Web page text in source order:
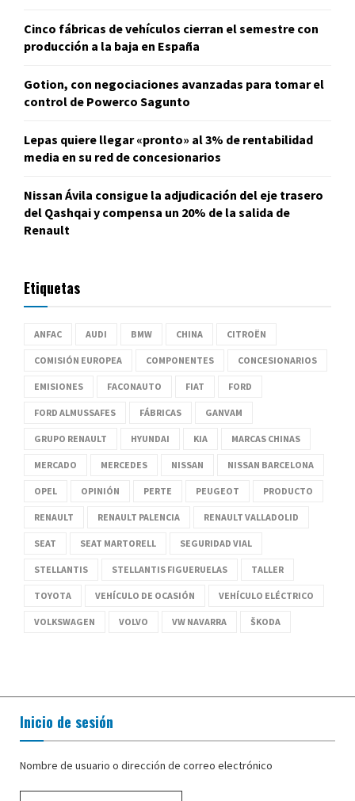
Cinco fábricas de vehículos cierran el semestre con
producción a la baja en España
Gotion, con negociaciones avanzadas para tomar el
control de Powerco Sagunto
Lepas quiere llegar «pronto» al 3% de rentabilidad
media en su red de concesionarios
Nissan Ávila consigue la adjudicación del eje trasero
del Qashqai y compensa un 20% de la salida de
Renault
Etiquetas
ANFAC AUDI BMW CHINA CITROËN
COMISIÓN EUROPEA COMPONENTES CONCESIONARIOS
EMISIONES FACONAUTO FIAT FORD
FORD ALMUSSAFES FÁBRICAS GANVAM
GRUPO RENAULT HYUNDAI KIA MARCAS CHINAS
MERCADO MERCEDES NISSAN NISSAN BARCELONA
OPEL OPINIÓN PERTE PEUGEOT PRODUCTO
RENAULT RENAULT PALENCIA RENAULT VALLADOLID
SEAT SEAT MARTORELL SEGURIDAD VIAL
STELLANTIS STELLANTIS FIGUERUELAS TALLER
TOYOTA VEHÍCULO DE OCASIÓN VEHÍCULO ELÉCTRICO
VOLKSWAGEN VOLVO VW NAVARRA ŠKODA
Inicio de sesión
Nombre de usuario o dirección de correo electrónico